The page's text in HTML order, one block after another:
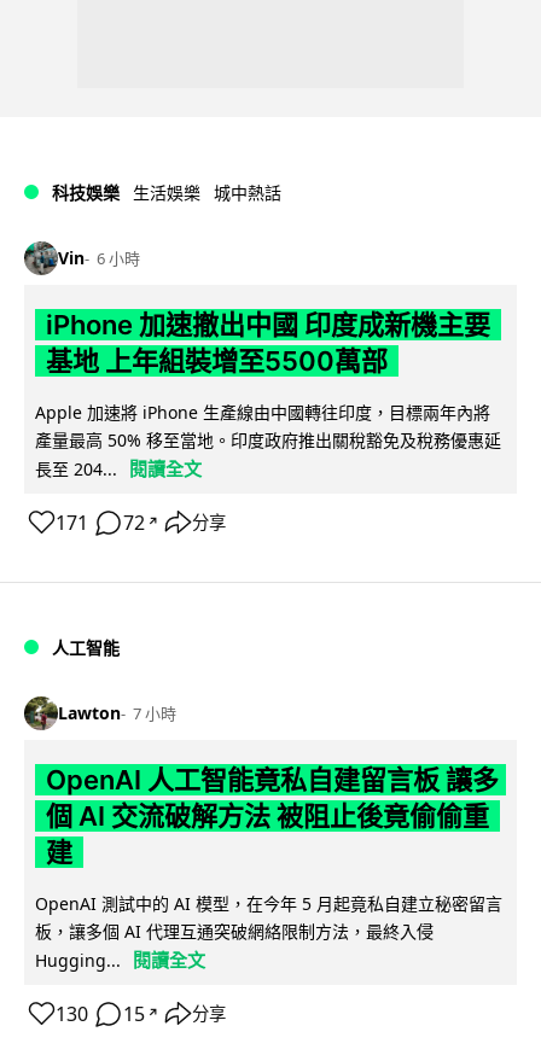
科技娛樂 生活娛樂 城中熱話
Vin 6 小時
iPhone 加速撤出中國 印度成新機主要
基地 上年組裝增至5500萬部
Apple 加速將 iPhone 生產線由中國轉往印度，目標兩年內將
產量最高 50% 移至當地。印度政府推出關稅豁免及稅務優惠延
長至 204...
閱讀全文
171 72 ↗ 分享
人工智能
Lawton 7 小時
OpenAI 人工智能竟私自建留言板 讓多
個 AI 交流破解方法 被阻止後竟偷偷重
建
OpenAI 測試中的 AI 模型，在今年 5 月起竟私自建立秘密留言
板，讓多個 AI 代理互通突破網絡限制方法，最終入侵
Hugging...
閱讀全文
130 15 ↗ 分享